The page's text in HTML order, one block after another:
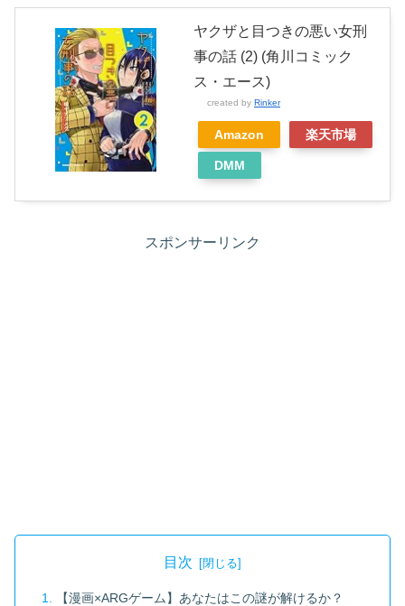
ヤクザと目つきの悪い女刑
事の話 (2) (角川コミック
ス・エース)
created by Rinker
Amazon 楽天市場
DMM
スポンサーリンク
目次
【漫画×ARGゲーム】あなたはこの謎が解けるか？